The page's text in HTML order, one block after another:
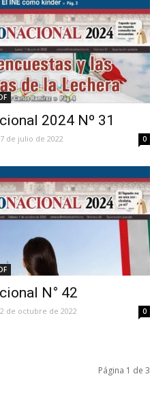
2024 Nº 31
7 de julio de 2022 0
N° 42
2 de octubre de 2022 0
Página 1 de 3